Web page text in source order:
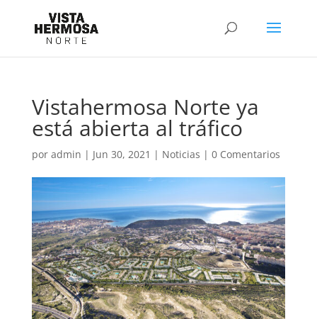
Vistahermosa Norte ya
está abierta al tráfico
por admin | Jun 30, 2021 | Noticias | 0 Comentarios